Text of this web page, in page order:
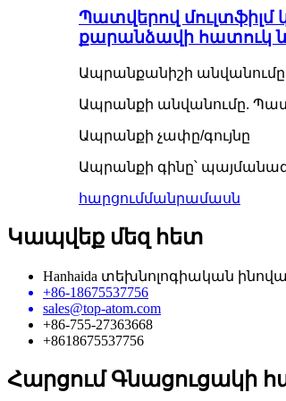
Պատվերով մուլտֆիլմ
քարանձավի հատուկ
Ապրանքանիշի անվանումը:
Ապրանքի անվանումը.
Ապրանքի չափը/գույնը
Ապրանքի գինը՝
հարցումմանրամասն
Կապվեք մեզ հետ
Hanhaida տեխնոլոգիական
+86-18675537756
sales@top-atom.com
+86-755-27363668
+8618675537756
Հարցում Գնացուցակի